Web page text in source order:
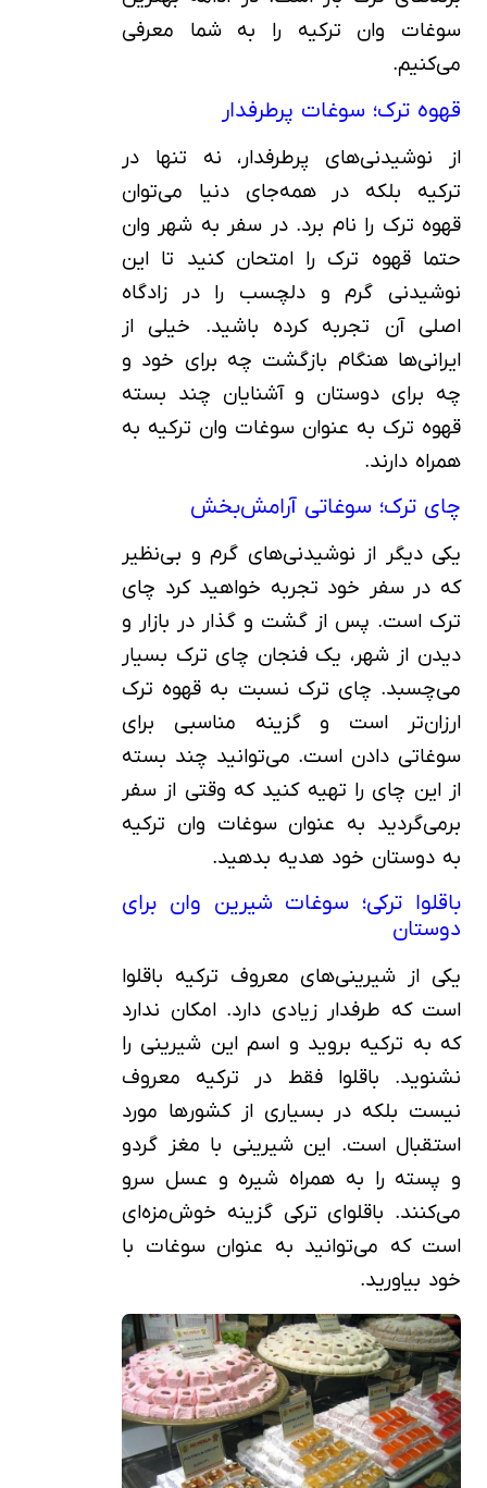
سوغات وان ترکیه را به شما معرفی
می‌کنیم.
قهوه ترک؛ سوغات پرطرفدار
از نوشیدنی‌های پرطرفدار، نه تنها در
ترکیه بلکه در همه‌جای دنیا می‌توان
قهوه ترک را نام برد. در سفر به شهر وان
حتما قهوه ترک را امتحان کنید تا این
نوشیدنی گرم و دلچسب را در زادگاه
اصلی آن تجربه کرده باشید. خیلی از
ایرانی‌ها هنگام بازگشت چه برای خود و
چه برای دوستان و آشنایان چند بسته
قهوه ترک به عنوان سوغات وان ترکیه به
همراه دارند.
چای ترک؛ سوغاتی آرامش‌بخش
یکی دیگر از نوشیدنی‌های گرم و بی‌نظیر
که در سفر خود تجربه خواهید کرد چای
ترک است. پس از گشت و گذار در بازار و
دیدن از شهر، یک فنجان چای ترک بسیار
می‌چسبد. چای ترک نسبت به قهوه ترک
ارزان‌تر است و گزینه مناسبی برای
سوغاتی دادن است. می‌توانید چند بسته
از این چای را تهیه کنید که وقتی از سفر
برمی‌گردید به عنوان سوغات وان ترکیه
به دوستان خود هدیه بدهید.
باقلوا ترکی؛ سوغات شیرین وان برای
دوستان
یکی از شیرینی‌های معروف ترکیه باقلوا
است که طرفدار زیادی دارد. امکان ندارد
که به ترکیه بروید و اسم این شیرینی را
نشنوید. باقلوا فقط در ترکیه معروف
نیست بلکه در بسیاری از کشورها مورد
استقبال است. این شیرینی با مغز گردو
و پسته را به همراه شیره و عسل سرو
می‌کنند. باقلوای ترکی گزینه خوش‌مزه‌ای
است که می‌توانید به عنوان سوغات با
خود بیاورید.